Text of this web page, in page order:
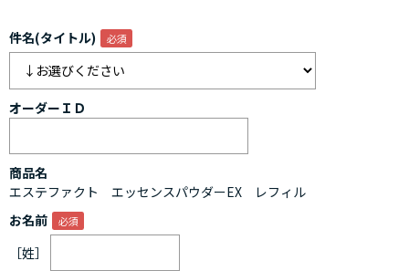
件名(タイトル)
オーダーＩＤ
商品名
エステファクト エッセンスパウダーEX レフィル
お名前
［姓］